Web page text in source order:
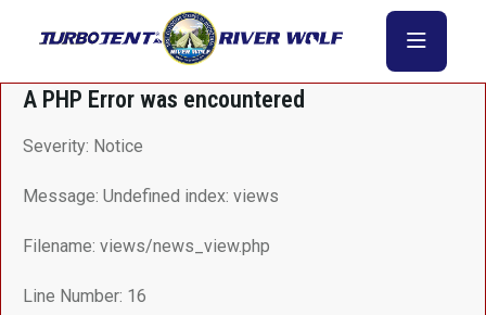
A PHP Error was encountered
Severity: Notice
Message: Undefined index: views
Filename: views/news_view.php
Line Number: 16